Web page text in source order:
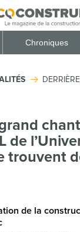
Chroniques
de
trouvent
de la